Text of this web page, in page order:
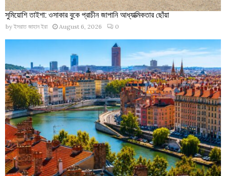
সুমিয়োশি তাইশা: ওসাকার বুকে প্রাচীন জাপানি আধ্যাত্মিকতার ছোঁয়া
by ইসরাত জাহান ইরা August 6, 2026 0